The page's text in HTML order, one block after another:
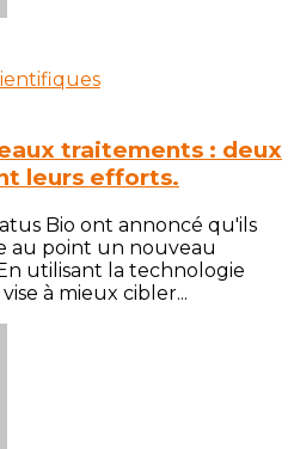
traitements : deux
leurs efforts.
Bio ont annoncé qu'ils
au point un nouveau
utilisant la technologie
à mieux cibler...